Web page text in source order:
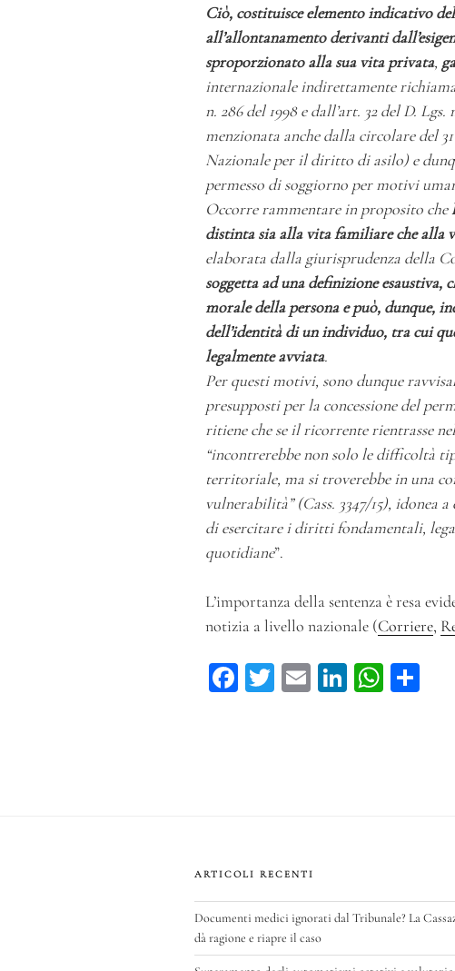
Ciò, costituisce elemento indicativo
all’allontanamento derivanti
sproporzionato alla sua vita privata,
internazionale indirettamente
n. 286 del 1998 e dall’art. 32 del D.
menzionata anche dalla circolare del
Nazionale per il diritto di asilo) e
permesso di soggiorno per motivi
Occorre rammentare in proposito che
distinta sia alla vita familiare che alla
elaborata dalla giurisprudenza della
soggetta ad una definizione esaustiva,
morale della persona e può, dunque,
dell’identità di un individuo, tra cui
legalmente avviata.
Per questi motivi, sono dunque
presupposti per la concessione del
ritiene che se il ricorrente rientrasse
“incontrerebbe non solo le difficoltà
territoriale, ma si troverebbe in una
vulnerabilità” (Cass. 3347/15), idonea
di esercitare i diritti fondamentali,
quotidiane”.
L’importanza della sentenza è resa
notizia a livello nazionale (Corriere,
Fa T
E
Li W
ARTICOLI RECENTI
Documenti medici ignorati dal Tribunale? La
dà ragione e riapre il caso